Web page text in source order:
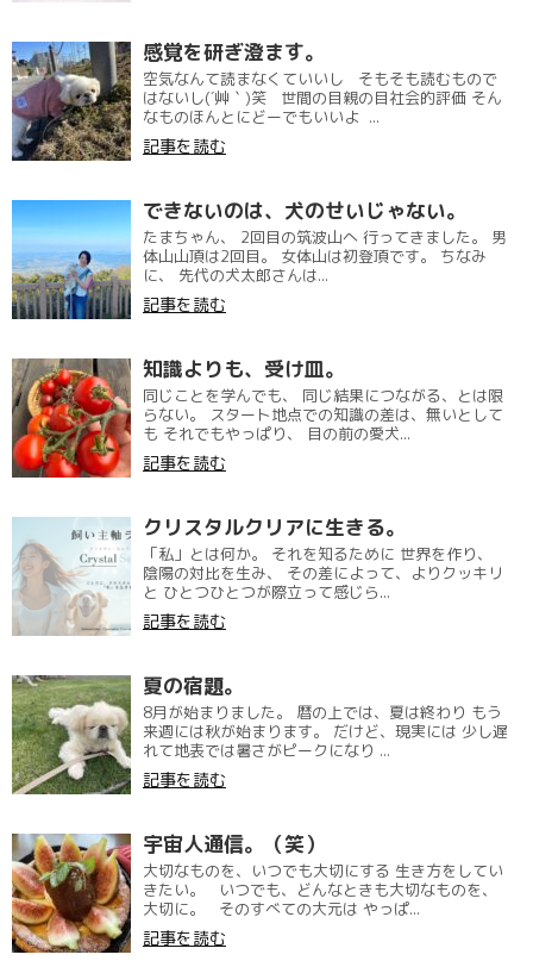
感覚を研ぎ澄ます。
空気なんて読まなくていいし そもそも読むもので
はないし(´艸｀)笑 世間の目親の目社会的評価 そん
なものほんとにどーでもいいよ ...
記事を読む
できないのは、犬のせいじゃない。
たまちゃん、 2回目の筑波山へ 行ってきました。 男
体山山頂は2回目。 女体山は初登頂です。 ちなみ
に、 先代の犬太郎さんは...
記事を読む
知識よりも、受け皿。
同じことを学んでも、 同じ結果につながる、とは限
らない。 スタート地点での知識の差は、無いとして
も それでもやっぱり、 目の前の愛犬...
記事を読む
クリスタルクリアに生きる。
「私」とは何か。 それを知るために 世界を作り、
陰陽の対比を生み、 その差によって、よりクッキリ
と ひとつひとつが際立って感じら...
記事を読む
夏の宿題。
8月が始まりました。 暦の上では、夏は終わり もう
来週には秋が始まります。 だけど、現実には 少し遅
れて地表では暑さがピークになり ...
記事を読む
宇宙人通信。（笑）
大切なものを、いつでも大切にする 生き方をしてい
きたい。 いつでも、どんなときも大切なものを、
大切に。 そのすべての大元は やっぱ...
記事を読む